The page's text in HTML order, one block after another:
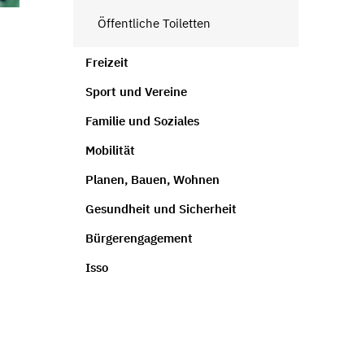
Öffentliche Toiletten
Freizeit
Sport und Vereine
Familie und Soziales
Mobilität
Planen, Bauen, Wohnen
Gesundheit und Sicherheit
Bürgerengagement
Isso